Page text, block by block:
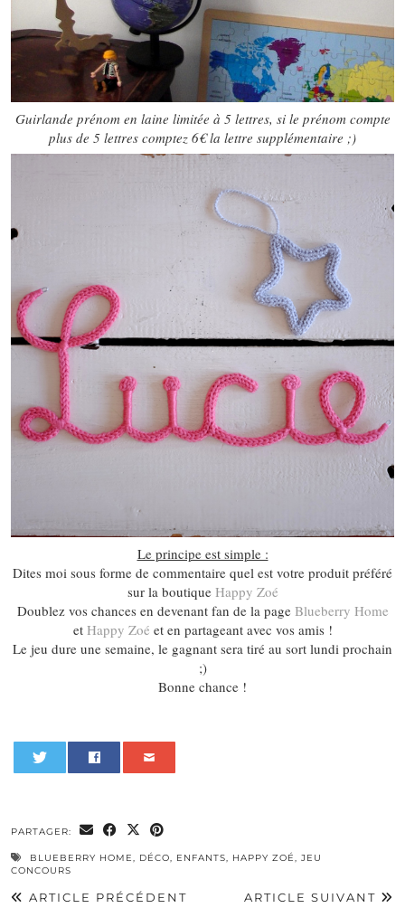
Guirlande prénom en laine limitée à 5 lettres, si le prénom compte
plus de 5 lettres comptez 6€ la lettre supplémentaire ;)
Le principe est simple :
Dites moi sous forme de commentaire quel est votre produit préféré
sur la boutique Happy Zoé
Doublez vos chances en devenant fan de la page Blueberry Home
et Happy Zoé et en partageant avec vos amis !
Le jeu dure une semaine, le gagnant sera tiré au sort lundi prochain
;)
Bonne chance !
PARTAGER:
BLUEBERRY HOME, DÉCO, ENFANTS, HAPPY ZOÉ, JEU
CONCOURS
ARTICLE PRÉCÉDENT
ARTICLE SUIVANT